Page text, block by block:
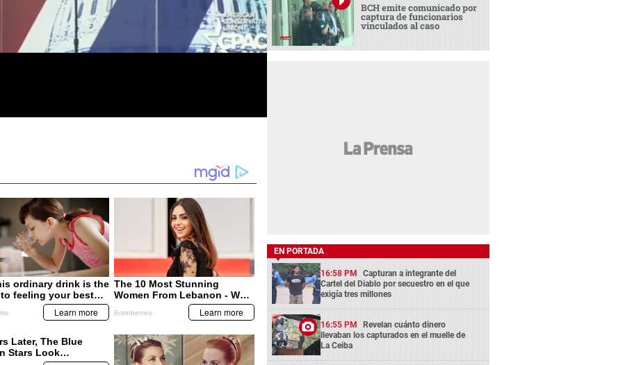
BCH emite comunicado por
captura de funcionarios
vinculados al caso
EN PORTADA
16:58 PM Capturan a integrante del
Cartel del Diablo por secuestro en el que
exigía tres millones
16:55 PM Revelan cuánto dinero
llevaban los capturados en el muelle de
La Ceiba